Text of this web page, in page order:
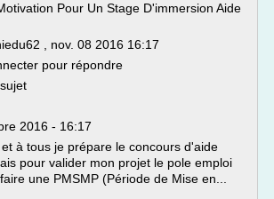
Pour Un Stage D'immersion Aide
, nov. 08 2016 16:17
pour répondre
2016 - 16:17
à tous je prépare le concours d'aide
pour valider mon projet le pole emploi
une PMSMP (Période de Mise en...